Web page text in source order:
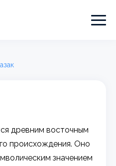
древним восточным
происхождения. Оно
значением